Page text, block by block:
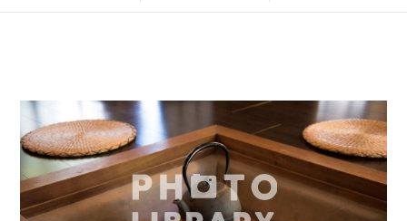
条件をクリア